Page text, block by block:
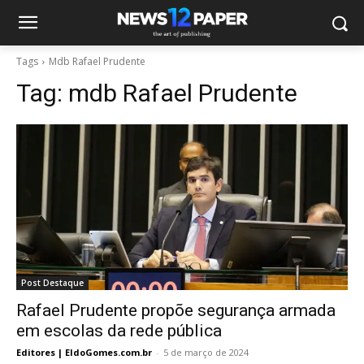
Tags Mdb Rafael Prudente
Tag: mdb Rafael Prudente
Post Destaque
Rafael Prudente propõe segurança armada
em escolas da rede pública
Editores | EldoGomes.com.br - 5 de março de 2024